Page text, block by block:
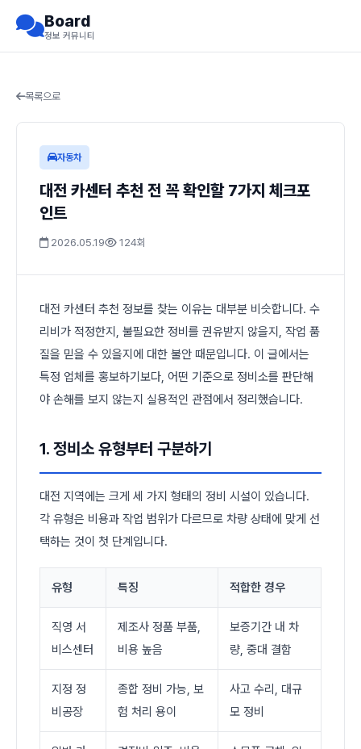
Board
정보 커뮤니티
목록으로
자동차
대전 카센터 추천 전 꼭 확인할 7가지 체크포
인트
2026.05.19 124회
대전 카센터 추천 정보를 찾는 이유는 대부분 비슷합니다. 수
리비가 적정한지, 불필요한 정비를 권유받지 않을지, 작업 품
질을 믿을 수 있을지에 대한 불안 때문입니다. 이 글에서는
특정 업체를 홍보하기보다, 어떤 기준으로 정비소를 판단해
야 손해를 보지 않는지 실용적인 관점에서 정리했습니다.
1. 정비소 유형부터 구분하기
대전 지역에는 크게 세 가지 형태의 정비 시설이 있습니다.
각 유형은 비용과 작업 범위가 다르므로 차량 상태에 맞게 선
택하는 것이 첫 단계입니다.
유형 특징 적합한 경우
직영 서
비스센터
제조사 정품 부품,
비용 높음
보증기간 내 차
량, 중대 결함
지정 정
비공장
종합 정비 가능, 보
험 처리 용이
사고 수리, 대규
모 정비